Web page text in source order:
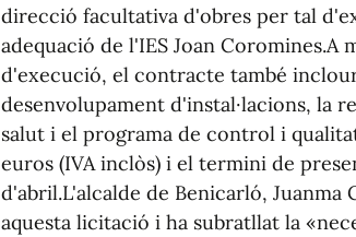
direcció facultativa d'obres per tal
adequació de l'IES Joan
d'execució, el contracte també
desenvolupament d'instal·lacions, la
salut i el programa de control i
euros (IVA inclòs) i el termini de
d'abril.L'alcalde de Benicarló,
aquesta licitació i ha subratllat la